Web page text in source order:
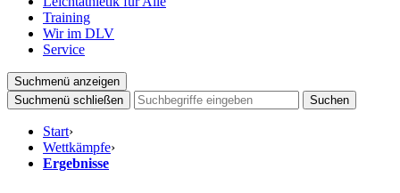
Training
Wir im DLV
Service
Suchmenü anzeigen
Suchmenü schließen
Suchen
Start›
Wettkämpfe›
Ergebnisse